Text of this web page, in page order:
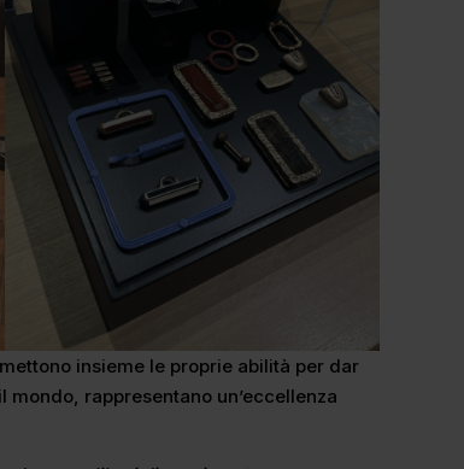
insieme le proprie abilità per dar
rappresentano un’eccellenza